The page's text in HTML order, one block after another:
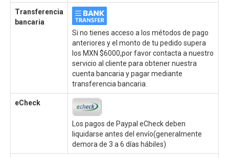
Transferencia
bancaria
Si no tienes acceso a los métodos de pago
anteriores y el monto de tu pedido supera
los MXN $6000,por favor contacta a nuestro
servicio al cliente para obtener nuestra
cuenta bancaria y pagar mediante
transferencia bancaria.
eCheck
Los pagos de Paypal eCheck deben
liquidarse antes del envío(generalmente
demora de 3 a 6 días hábiles)